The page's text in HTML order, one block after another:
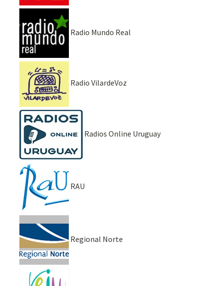
Radio Mundo Real
Radio VilardeVoz
Radios Online Uruguay
RAU
Regional Norte